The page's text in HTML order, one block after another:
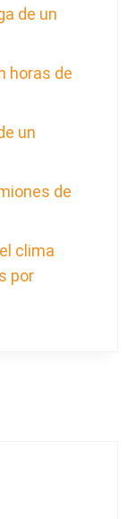
de un
horas de
un
de
clima
por